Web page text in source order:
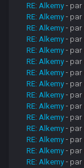
RE: Alkemy - par
RE: Alkemy - par
RE: Alkemy - par
RE: Alkemy - par
RE: Alkemy - par
RE: Alkemy - par
RE: Alkemy - par
RE: Alkemy - par
RE: Alkemy - par
RE: Alkemy - par
RE: Alkemy - par
RE: Alkemy - par
RE: Alkemy - par
RE: Alkemy - par
RE: Alkemy - par